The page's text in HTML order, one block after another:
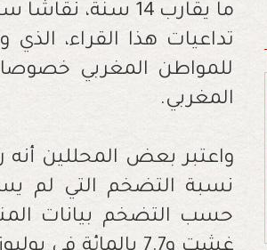
ما يقارب 14
تداعيات هذا القراء،
للمواطن المغربي
المغربي.
واعتبر بعض المحللين أنه
نسبة التضخم التي لم
حسب التضخم بيانات